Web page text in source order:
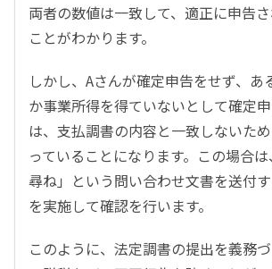
両者の数値は一致して、適正に申告
ことがわかります。
しかし、Aさんが確定申告をせず、あ
か事業所得を得ていないとして確定
は、支払調書の内容と一致しないた
っていることになります。この場合
尋ね」という問い合わせ文書を送付
を実施して確認を行います。
このように、法定調書の提出を義務